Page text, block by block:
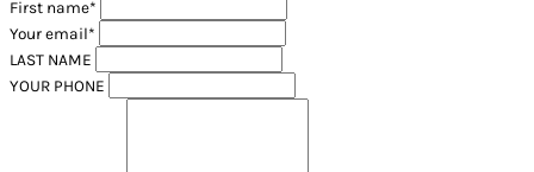
First name*
Your email*
LAST NAME
YOUR PHONE